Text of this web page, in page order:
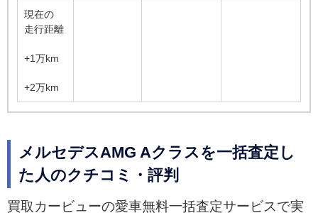
現在の
走行距離
+1万km
+2万km
メルセデスAMG Aクラスを一括査定し
た人のクチコミ・評判
買取カービューの愛車無料一括査定サービスで実